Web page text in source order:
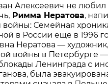
Алексеевич не любил
Римма Нератова,
войны: Семейная
в России еще в 1996
Нератова —
войны в Петербурге
Ленинграда с
была